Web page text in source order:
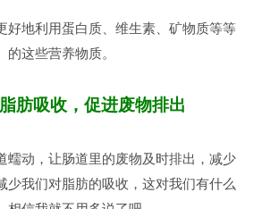
好地利用蛋白质、维生素、矿物质等等
的这些营养物质。
肪吸收，促进废物排出
蠕动，让肠道里的废物及时排出，减少
少我们对脂肪的吸收，这对我们有什么